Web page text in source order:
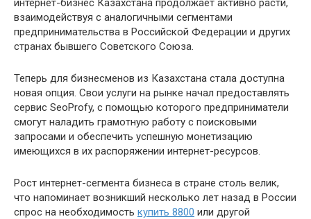
интернет-бизнес Казахстана продолжает активно расти,
взаимодействуя с аналогичными сегментами
предпринимательства в Российской Федерации и других
странах бывшего Советского Союза.
Теперь для бизнесменов из Казахстана стала доступна
новая опция. Свои услуги на рынке начал предоставлять
сервис SeoProfy, с помощью которого предприниматели
смогут наладить грамотную работу с поисковыми
запросами и обеспечить успешную монетизацию
имеющихся в их распоряжении интернет-ресурсов.
Рост интернет-сегмента бизнеса в стране столь велик,
что напоминает возникший несколько лет назад в России
спрос на необходимость купить 8800 или другой